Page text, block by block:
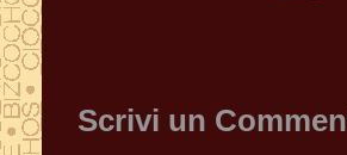
Scrivi un